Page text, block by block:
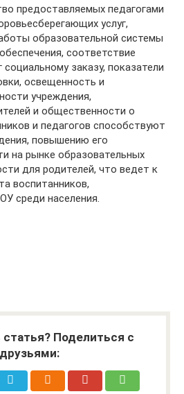
предоставляемых педагогами
услуг,
образовательной системы
соответствие
социальному заказу, показатели
освещенность и
учреждения,
и общественности о
и педагогов способствуют
повышению его
на рынке образовательных
для родителей, что ведет к
воспитанников,
среди населения.
Поделиться с
друзьями: